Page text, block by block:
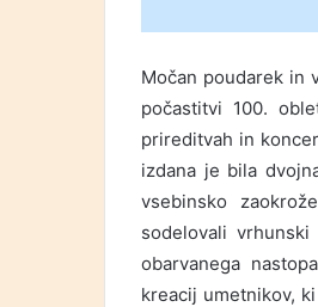
Močan poudarek in
počastitvi 100.
prireditvah in
izdana je bila
vsebinsko
sodelovali
obarvanega
kreacij umetnikov,